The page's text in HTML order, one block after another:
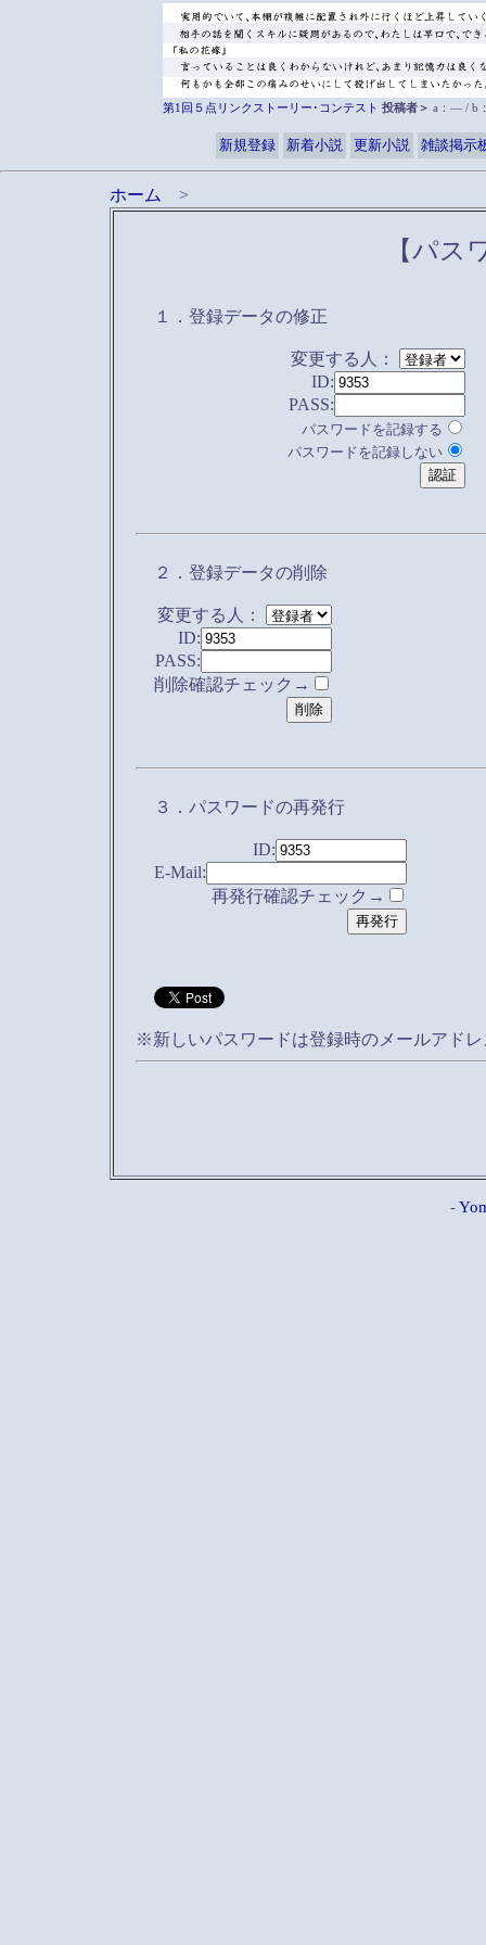
第1回５点リンクストーリー･コンテスト 投稿者＞ a：― / b
新規登録 新着小説 更新小説 雑談掲示
ホーム >
【パス
１．登録データの修正
変更する人：
ID:
PASS:
パスワードを記録する
パスワードを記録しない
２．登録データの削除
変更する人：
ID:
PASS:
削除確認チェック→
３．パスワードの再発行
ID:
E-Mail:
再発行確認チェック→
※新しいパスワードは登録時のメールアド
-